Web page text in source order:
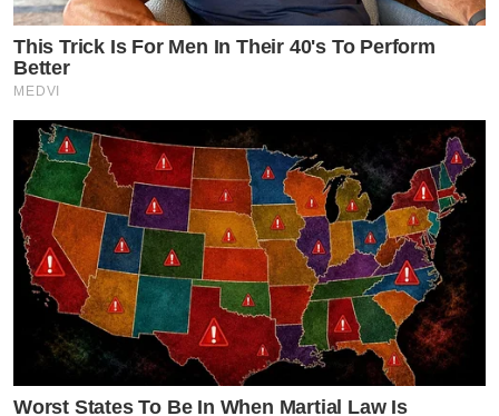
This Trick Is For Men In Their 40's To Perform
Better
MEDVI
Worst States To Be In When Martial Law Is